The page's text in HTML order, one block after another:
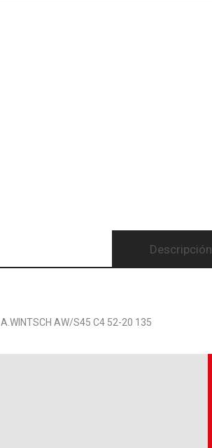
Descripción
A.WINTSCH AW/S45 C4 52-20 135